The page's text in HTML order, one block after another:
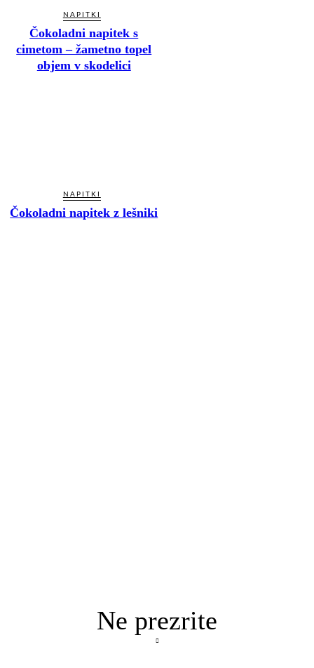
NAPITKI
Čokoladni napitek s
cimetom – žametno topel
objem v skodelici
NAPITKI
Čokoladni napitek z lešniki
Ne prezrite